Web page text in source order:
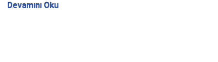
Devamını Oku